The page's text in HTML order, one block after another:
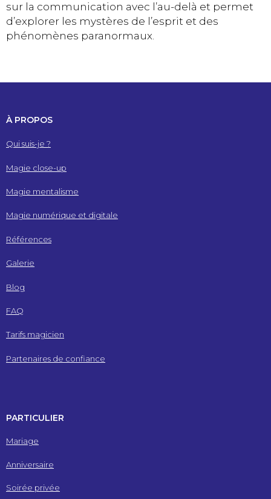
sur la communication avec l’au-delà et permet
d’explorer les mystères de l’esprit et des
phénomènes paranormaux.
À PROPOS
Qui suis-je ?
Magie close-up
Magie mentalisme
Magie numérique et digitale
Références
Galerie
Blog
FAQ
Tarifs magicien
Partenaires de confiance
PARTICULIER
Mariage
Anniversaire
Soirée privée